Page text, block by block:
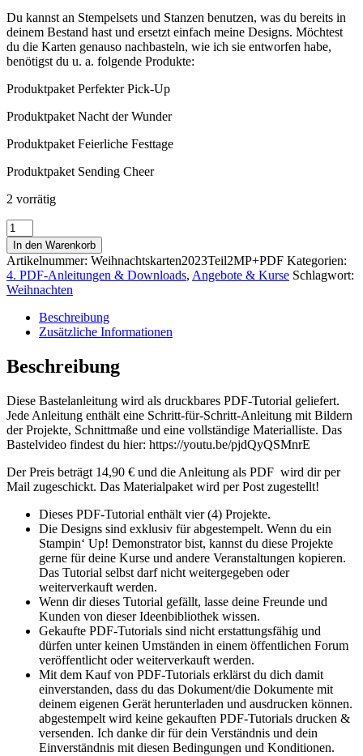
Du kannst an Stempelsets und Stanzen benutzen, was du bereits in
deinem Bestand hast und ersetzt einfach meine Designs. Möchtest
du die Karten genauso nachbasteln, wie ich sie entworfen habe,
benötigst du u. a. folgende Produkte:
Produktpaket Perfekter Pick-Up
Produktpaket Nacht der Wunder
Produktpaket Feierliche Festtage
Produktpaket Sending Cheer
2 vorrätig
Weihnachtskarten
2023
Teil
2
Bastelanleitungen
+
Materialpaket
Menge
In den Warenkorb
Artikelnummer: Weihnachtskarten2023Teil2MP+PDF Kategorien:
4. PDF-Anleitungen & Downloads, Angebote & Kurse Schlagwort:
Weihnachten
Beschreibung
Zusätzliche Informationen
Beschreibung
Diese Bastelanleitung wird als druckbares PDF-Tutorial geliefert.
Jede Anleitung enthält eine Schritt-für-Schritt-Anleitung mit Bildern
der Projekte, Schnittmaße und eine vollständige Materialliste. Das
Bastelvideo findest du hier: https://youtu.be/pjdQyQSMnrE
Der Preis beträgt 14,90 € und die Anleitung als PDF wird dir per
Mail zugeschickt. Das Materialpaket wird per Post zugestellt!
Dieses PDF-Tutorial enthält vier (4) Projekte.
Die Designs sind exklusiv für abgestempelt. Wenn du ein
Stampin‘ Up! Demonstrator bist, kannst du diese Projekte
gerne für deine Kurse und andere Veranstaltungen kopieren.
Das Tutorial selbst darf nicht weitergegeben oder
weiterverkauft werden.
Wenn dir dieses Tutorial gefällt, lasse deine Freunde und
Kunden von dieser Ideenbibliothek wissen.
Gekaufte PDF-Tutorials sind nicht erstattungsfähig und
dürfen unter keinen Umständen in einem öffentlichen Forum
veröffentlicht oder weiterverkauft werden.
Mit dem Kauf von PDF-Tutorials erklärst du dich damit
einverstanden, dass du das Dokument/die Dokumente mit
deinem eigenen Gerät herunterladen und ausdrucken können.
abgestempelt wird keine gekauften PDF-Tutorials drucken &
versenden. Ich danke dir für dein Verständnis und dein
Einverständnis mit diesen Bedingungen und Konditionen.